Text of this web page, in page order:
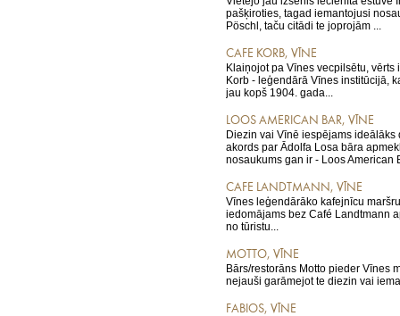
pašķiroties, tagad iemantojusi
Pöschl, taču citādi te joprojām ...
CAFE KORB, VĪNE
Klaiņojot pa Vīnes vecpilsētu, vērts
Korb - leģendārā Vīnes institūcijā,
jau kopš 1904. gada...
LOOS AMERICAN BAR, VĪNE
Diezin vai Vīnē iespējams
akords par Ādolfa Losa bāra
nosaukums gan ir - Loos American
CAFE LANDTMANN, VĪNE
Vīnes leģendārāko kafejnīcu
iedomājams bez Café Landtmann
no tūristu...
MOTTO, VĪNE
Bārs/restorāns Motto pieder Vīnes
nejauši garāmejot te diezin vai
FABIOS, VĪNE